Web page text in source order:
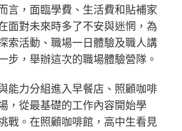
言，面臨學費、生活費和貼補家
面對未來時多了不安與迷惘，為
索活動、職場一日體驗及職人講
步，舉辦這次的職場體驗營隊。
能力分組進入早餐店、照顧咖啡
，從最基礎的工作內容開始學
戰。在照顧咖啡館，高中生看見